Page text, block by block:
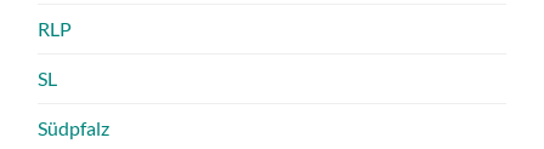
RLP
SL
Südpfalz